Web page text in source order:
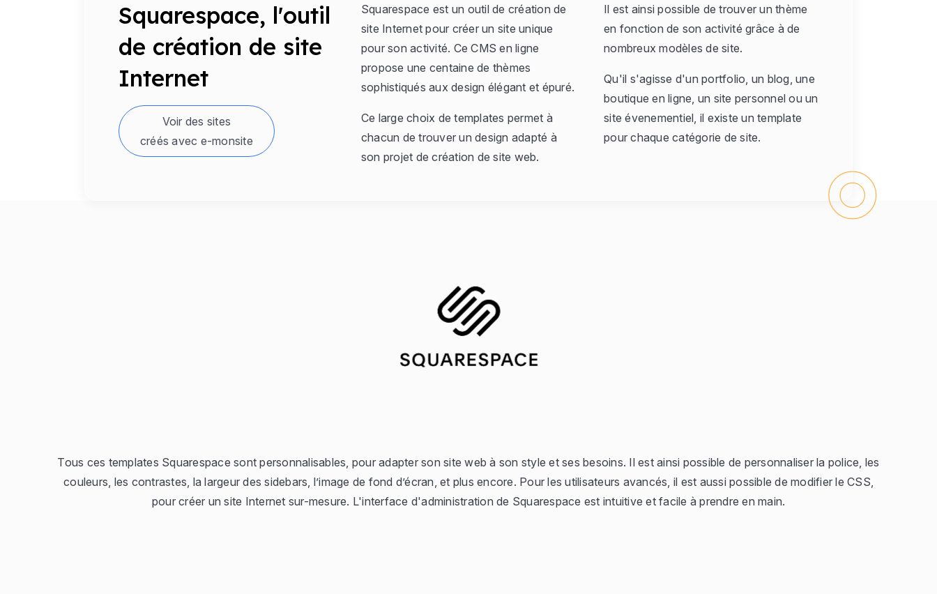
Squarespace, l'outil
de création de site
Internet
Voir des sites
créés avec e-monsite
Squarespace est un outil de création de
site Internet pour créer un site unique
pour son activité. Ce CMS en ligne
propose une centaine de thèmes
sophistiqués aux design élégant et épuré.
Ce large choix de templates permet à
chacun de trouver un design adapté à
son projet de création de site web.
Il est ainsi possible de trouver un thème
en fonction de son activité grâce à de
nombreux modèles de site.
Qu'il s'agisse d'un portfolio, un blog, une
boutique en ligne, un site personnel ou un
site évenementiel, il existe un template
pour chaque catégorie de site.
Tous ces templates Squarespace sont personnalisables, pour adapter son site web à son style et ses besoins. Il est ainsi possible de personnaliser la police, les
couleurs, les contrastes, la largeur des sidebars, l’image de fond d’écran, et plus encore. Pour les utilisateurs avancés, il est aussi possible de modifier le CSS,
pour créer un site Internet sur-mesure. L'interface d'administration de Squarespace est intuitive et facile à prendre en main.